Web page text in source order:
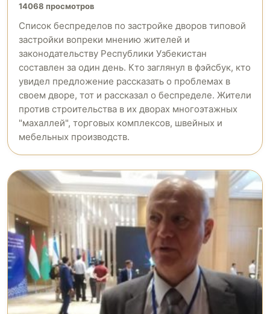
14068 просмотров
Список беспределов по застройке дворов типовой
застройки вопреки мнению жителей и
законодательству Республики Узбекистан
составлен за один день. Кто заглянул в фэйсбук, кто
увидел предложение рассказать о проблемах в
своем дворе, тот и рассказал о беспределе. Жители
против строительства в их дворах многоэтажных
"махаллей", торговых комплексов, швейных и
мебельных производств.